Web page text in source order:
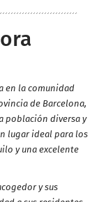
en la comunidad
de Barcelona,
población diversa y
lugar ideal para los
y una excelente
y sus